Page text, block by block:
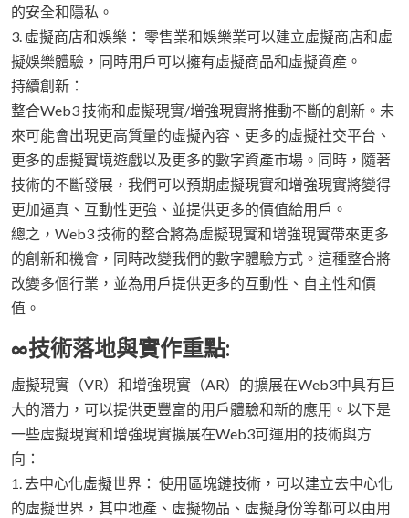
的安全和隱私。
3. 虛擬商店和娛樂： 零售業和娛樂業可以建立虛擬商店和虛
擬娛樂體驗，同時用戶可以擁有虛擬商品和虛擬資產。
持續創新：
整合Web3 技術和虛擬現實/增強現實將推動不斷的創新。未
來可能會出現更高質量的虛擬內容、更多的虛擬社交平台、
更多的虛擬實境遊戲以及更多的數字資產市場。同時，隨著
技術的不斷發展，我們可以預期虛擬現實和增強現實將變得
更加逼真、互動性更強、並提供更多的價值給用戶。
總之，Web3 技術的整合將為虛擬現實和增強現實帶來更多
的創新和機會，同時改變我們的數字體驗方式。這種整合將
改變多個行業，並為用戶提供更多的互動性、自主性和價
值。
∞技術落地與實作重點:
虛擬現實（VR）和增強現實（AR）的擴展在Web3中具有巨
大的潛力，可以提供更豐富的用戶體驗和新的應用。以下是
一些虛擬現實和增強現實擴展在Web3可運用的技術與方
向：
1. 去中心化虛擬世界： 使用區塊鏈技術，可以建立去中心化
的虛擬世界，其中地產、虛擬物品、虛擬身份等都可以由用